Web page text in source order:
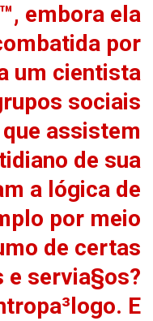
embora ela
por
um cientista
sociais
assistem
de sua
a lógica de
por meio
de certas
e servia§os?
E